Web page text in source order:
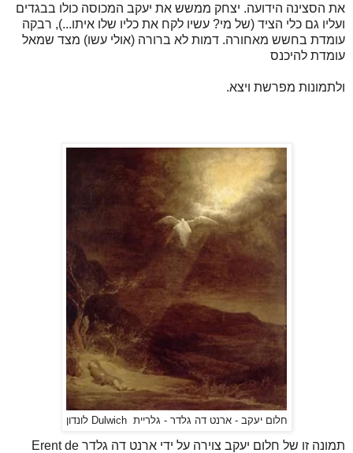
את הסצינה הידועה. יצחק ממשש את יעקב המכוסה כולו בבגדים
ועליו גם כלי הציד (של מי? עשיו לקח את כליו שלו איתו...), רבקה
עומדת בחשש מאחורה. דמות לא ברורה (אולי עשו) מצד שמאל
עומדת להיכנס
ולתמונות מפרשת ויצא.
חלום יעקב - ארנט דה גלדר - גלריית Dulwich לונדון
תמונה זו של חלום יעקב צוירה על ידי ארנט דה גלדר Erent de